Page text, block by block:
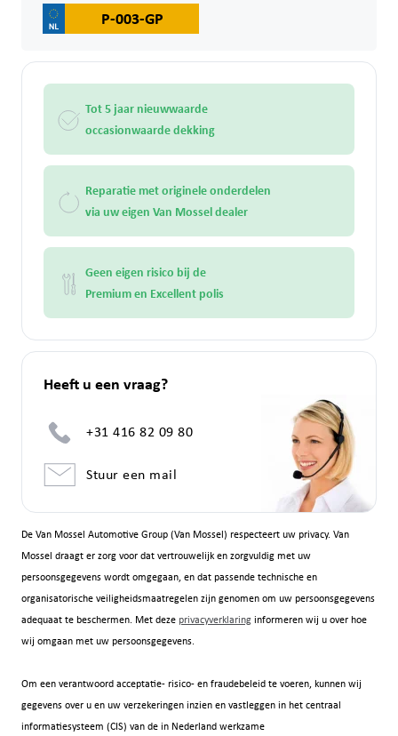
De Van Mossel Automotive Group (Van Mossel) respecteert uw privacy. Van
Mossel draagt er zorg voor dat vertrouwelijk en zorgvuldig met uw
persoonsgegevens wordt omgegaan, en dat passende technische en
organisatorische veiligheidsmaatregelen zijn genomen om uw persoonsgegevens
adequaat te beschermen. Met deze privacyverklaringinformeren wij u over hoe
wij omgaan met uw persoonsgegevens.
Om een verantwoord acceptatie- risico- en fraudebeleid te voeren, kunnen wij
gegevens over u en uw verzekeringen inzien en vastleggen in het centraal
informatiesysteem (CIS) van de in Nederland werkzame
P-003-GP
Tot 5 jaar nieuwwaarde
occasionwaarde dekking
Reparatie met originele onderdelen
via uw eigen Van Mossel dealer
Geen eigen risico bij de
Premium en Excellent polis
Heeft u een vraag?
+31 416 82 09 80
Stuur een mail